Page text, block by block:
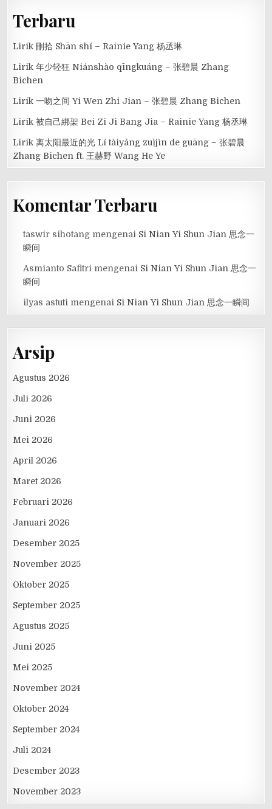
Terbaru
Lirik 刪拾 Shān shí – Rainie Yang 杨丞琳
Lirik 年少轻狂 Niánshào qīngkuáng – 张碧晨 Zhang
Bichen
Lirik 一吻之间 Yi Wen Zhi Jian – 张碧晨 Zhang Bichen
Lirik 被自己綁架 Bei Zi Ji Bang Jia – Rainie Yang 杨丞琳
Lirik 离太阳最近的光 Lí tàiyáng zuìjìn de guāng – 张碧晨
Zhang Bichen ft. 王赫野 Wang He Ye
Komentar Terbaru
taswir sihotang mengenai Si Nian Yi Shun Jian 思念一
瞬间
Asmianto Safitri mengenai Si Nian Yi Shun Jian 思念一
瞬间
ilyas astuti mengenai Si Nian Yi Shun Jian 思念一瞬间
Arsip
Agustus 2026
Juli 2026
Juni 2026
Mei 2026
April 2026
Maret 2026
Februari 2026
Januari 2026
Desember 2025
November 2025
Oktober 2025
September 2025
Agustus 2025
Juni 2025
Mei 2025
November 2024
Oktober 2024
September 2024
Juli 2024
Desember 2023
November 2023